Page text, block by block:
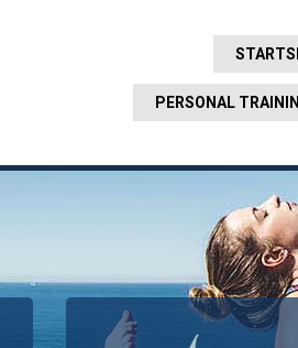
PERSONAL